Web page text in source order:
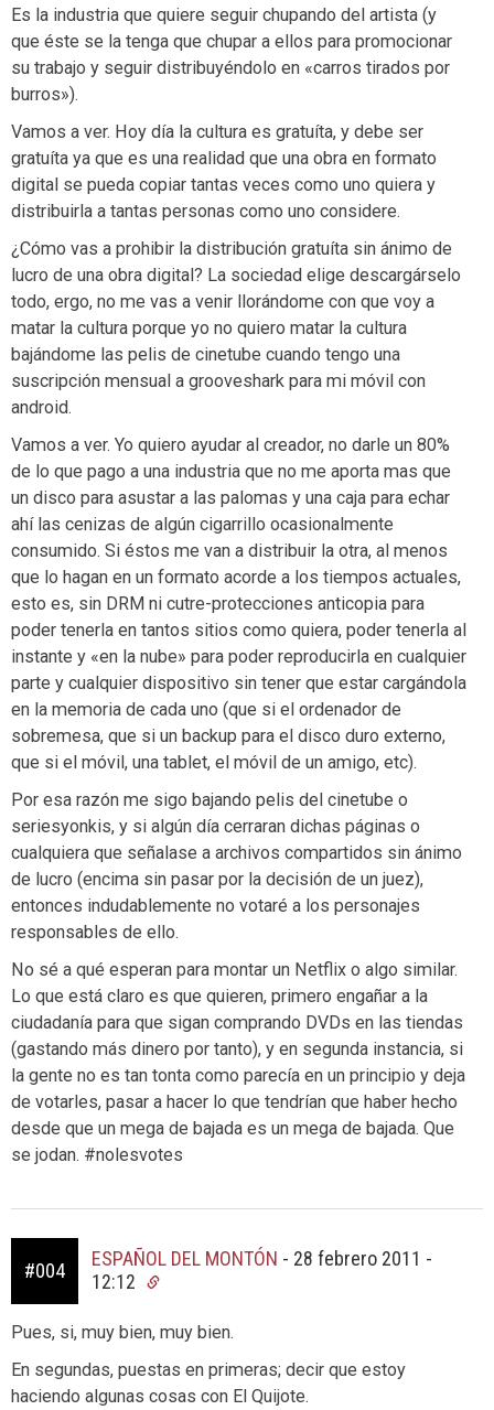
Es la industria que quiere seguir chupando del artista (y
que éste se la tenga que chupar a ellos para promocionar
su trabajo y seguir distribuyéndolo en «carros tirados por
burros»).
Vamos a ver. Hoy día la cultura es gratuíta, y debe ser
gratuíta ya que es una realidad que una obra en formato
digital se pueda copiar tantas veces como uno quiera y
distribuirla a tantas personas como uno considere.
¿Cómo vas a prohibir la distribución gratuíta sin ánimo de
lucro de una obra digital? La sociedad elige descargárselo
todo, ergo, no me vas a venir llorándome con que voy a
matar la cultura porque yo no quiero matar la cultura
bajándome las pelis de cinetube cuando tengo una
suscripción mensual a grooveshark para mi móvil con
android.
Vamos a ver. Yo quiero ayudar al creador, no darle un 80%
de lo que pago a una industria que no me aporta mas que
un disco para asustar a las palomas y una caja para echar
ahí las cenizas de algún cigarrillo ocasionalmente
consumido. Si éstos me van a distribuir la otra, al menos
que lo hagan en un formato acorde a los tiempos actuales,
esto es, sin DRM ni cutre-protecciones anticopia para
poder tenerla en tantos sitios como quiera, poder tenerla al
instante y «en la nube» para poder reproducirla en cualquier
parte y cualquier dispositivo sin tener que estar cargándola
en la memoria de cada uno (que si el ordenador de
sobremesa, que si un backup para el disco duro externo,
que si el móvil, una tablet, el móvil de un amigo, etc).
Por esa razón me sigo bajando pelis del cinetube o
seriesyonkis, y si algún día cerraran dichas páginas o
cualquiera que señalase a archivos compartidos sin ánimo
de lucro (encima sin pasar por la decisión de un juez),
entonces indudablemente no votaré a los personajes
responsables de ello.
No sé a qué esperan para montar un Netflix o algo similar.
Lo que está claro es que quieren, primero engañar a la
ciudadanía para que sigan comprando DVDs en las tiendas
(gastando más dinero por tanto), y en segunda instancia, si
la gente no es tan tonta como parecía en un principio y deja
de votarles, pasar a hacer lo que tendrían que haber hecho
desde que un mega de bajada es un mega de bajada. Que
se jodan. #nolesvotes
#004
ESPAÑOL DEL MONTÓN - 28 febrero 2011 -
12:12
Pues, si, muy bien, muy bien.
En segundas, puestas en primeras; decir que estoy
haciendo algunas cosas con El Quijote.